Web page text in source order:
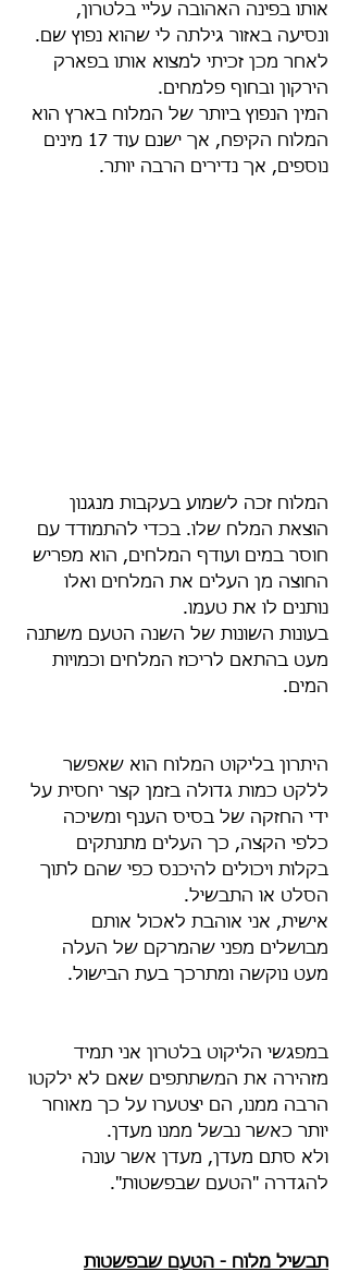
אותו בפינה האהובה עליי בלטרון,
ונסיעה באזור גילתה לי שהוא נפוץ שם.
לאחר מכן זכיתי למצוא אותו בפארק
הירקון ובחוף פלמחים.
המין הנפוץ ביותר של המלוח בארץ הוא
המלוח הקיפח, אך ישנם עוד 17 מינים
נוספים, אך נדירים הרבה יותר.
המלוח זכה לשמוע בעקבות מנגנון
הוצאת המלח שלו. בכדי להתמודד עם
חוסר במים ועודף המלחים, הוא מפריש
החוצה מן העלים את המלחים ואלו
נותנים לו את טעמו.
בעונות השונות של השנה הטעם משתנה
מעט בהתאם לריכוז המלחים וכמויות
המים.
היתרון בליקוט המלוח הוא שאפשר
ללקט כמות גדולה בזמן קצר יחסית על
ידי החזקה של בסיס הענף ומשיכה
כלפי הקצה, כך העלים מתנתקים
בקלות ויכולים להיכנס כפי שהם לתוך
הסלט או התבשיל.
אישית, אני אוהבת לאכול אותם
מבושלים מפני שהמרקם של העלה
מעט נוקשה ומתרכך בעת הבישול.
במפגשי הליקוט בלטרון אני תמיד
מזהירה את המשתתפים שאם לא ילקטו
הרבה ממנו, הם יצטערו על כך מאוחר
יותר כאשר נבשל ממנו מעדן.
ולא סתם מעדן, מעדן אשר עונה
להגדרה "הטעם שבפשטות".
תבשיל מלוח - הטעם שבפשטות